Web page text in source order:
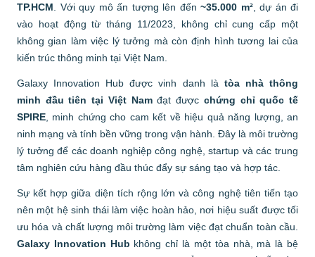
TP.HCM . Với quy mô ấn tượng lên đến ~35.000 m², dự án đi
vào hoạt động từ tháng 11/2023, không chỉ cung cấp một
không gian làm việc lý tưởng mà còn định hình tương lai của
kiến trúc thông minh tại Việt Nam.
Galaxy Innovation Hub được vinh danh là tòa nhà thông
minh đầu tiên tại Việt Namđạt được chứng chỉ quốc tế
SPIRE , minh chứng cho cam kết về hiệu quả năng lượng, an
ninh mạng và tính bền vững trong vận hành. Đây là môi trường
lý tưởng để các doanh nghiệp công nghệ, startup và các trung
tâm nghiên cứu hàng đầu thúc đẩy sự sáng tạo và hợp tác.
Sự kết hợp giữa diện tích rộng lớn và công nghệ tiên tiến tạo
nên một hệ sinh thái làm việc hoàn hảo, nơi hiệu suất được tối
ưu hóa và chất lượng môi trường làm việc đạt chuẩn toàn cầu.
Galaxy Innovation Hub không chỉ là một tòa nhà, mà là bệ